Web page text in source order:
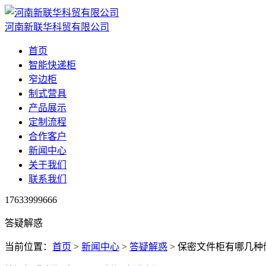
河南新联华科贸有限公司
首页
智能快递柜
窄边柜
制式营具
产品展示
定制流程
合作客户
新闻中心
关于我们
联系我们
17633999666
答疑解惑
当前位置： 首页 > 新闻中心 > 答疑解惑 > 保密文件柜有哪几种